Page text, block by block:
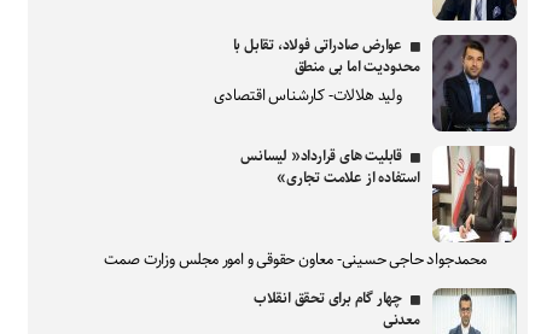
عوارض صادراتی فولاد، تقابل با
محدودیت اما بی منطق
ولید هلالات- کارشناس اقتصادی
قابلیت های قرارداد« لیسانس
استفاده از علامت تجاری»
محمدجواد حاجی حسینی- معاون حقوقی و امور مجلس وزارت صمت
چهار گام برای تحقق انقلاب
معدنی